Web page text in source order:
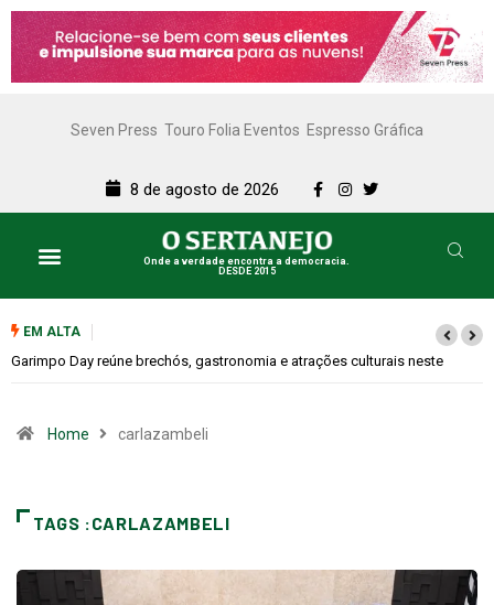
Seven Press Touro Folia Eventos Espresso Gráfica
8 de agosto de 2026
Onde a verdade encontra a democracia.
DESDE 2015
EM ALTA
Garimpo Day reúne brechós, gastronomia e atrações culturais neste
Home carlazambeli
TAGS :CARLAZAMBELI